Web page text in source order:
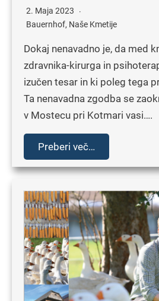
2. Maja 2023
Bauernhof, Naše Kmetije
Dokaj nenavadno je, da med
zdravnika-kirurga in
izučen tesar in ki poleg tega
Ta nenavadna zgodba se
v Mostecu pri Kotmari vasi….
Preberi več…